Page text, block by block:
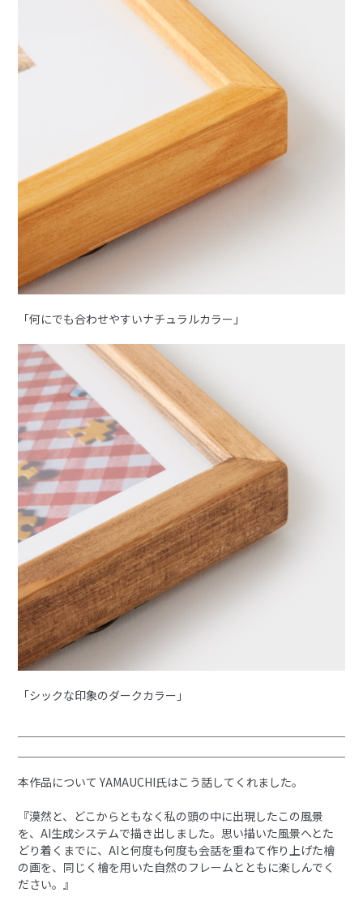
「何にでも合わせやすいナチュラルカラー」
「シックな印象のダークカラー」
本作品について YAMAUCHI氏はこう話してくれました。
『漠然と、どこからともなく私の頭の中に出現したこの風景
を、AI生成システムで描き出しました。思い描いた風景へとた
どり着くまでに、AIと何度も何度も会話を重ねて作り上げた檜
の画を、同じく檜を用いた自然のフレームとともに楽しんでく
ださい。』